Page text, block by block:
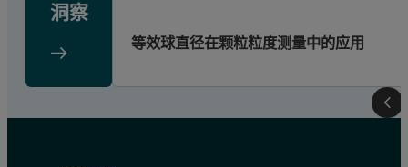
洞察
等效球直径在颗粒粒度测量中的应用